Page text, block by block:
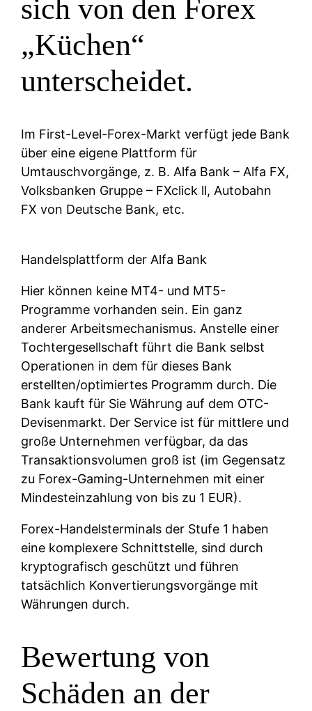
sich von den Forex
„Küchen“
unterscheidet.
Im First-Level-Forex-Markt verfügt jede Bank
über eine eigene Plattform für
Umtauschvorgänge, z. B. Alfa Bank – Alfa FX,
Volksbanken Gruppe – FXclick ll, Autobahn
FX von Deutsche Bank, etc.
Handelsplattform der Alfa Bank
Hier können keine MT4- und MT5-
Programme vorhanden sein. Ein ganz
anderer Arbeitsmechanismus. Anstelle einer
Tochtergesellschaft führt die Bank selbst
Operationen in dem für dieses Bank
erstellten/optimiertes Programm durch. Die
Bank kauft für Sie Währung auf dem OTC-
Devisenmarkt. Der Service ist für mittlere und
große Unternehmen verfügbar, da das
Transaktionsvolumen groß ist (im Gegensatz
zu Forex-Gaming-Unternehmen mit einer
Mindesteinzahlung von bis zu 1 EUR).
Forex-Handelsterminals der Stufe 1 haben
eine komplexere Schnittstelle, sind durch
kryptografisch geschützt und führen
tatsächlich Konvertierungsvorgänge mit
Währungen durch.
Bewertung von
Schäden an der